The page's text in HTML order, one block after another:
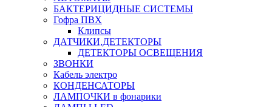
БАКТЕРИЦИДНЫЕ СИСТЕМЫ
Гофра ПВХ
Клипсы
ДАТЧИКИ,ДЕТЕКТОРЫ
ДЕТЕКТОРЫ ОСВЕЩЕНИЯ
ЗВОНКИ
Кабель электро
КОНДЕНСАТОРЫ
ЛАМПОЧКИ в фонарики